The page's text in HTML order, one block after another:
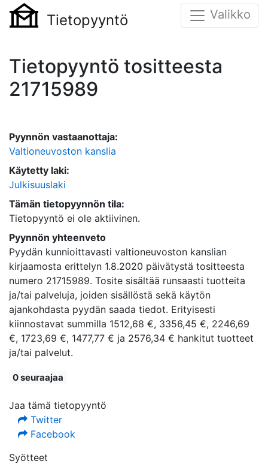
Tietopyyntö Valikko
Tietopyyntö tositteesta
21715989
Pyynnön vastaanottaja:
Valtioneuvoston kanslia
Käytetty laki:
Julkisuuslaki
Tämän tietopyynnön tila:
Tietopyyntö ei ole aktiivinen.
Pyynnön yhteenveto
Pyydän kunnioittavasti valtioneuvoston kanslian
kirjaamosta erittelyn 1.8.2020 päivätystä tositteesta
numero 21715989. Tosite sisältää runsaasti tuotteita
ja/tai palveluja, joiden sisällöstä sekä käytön
ajankohdasta pyydän saada tiedot. Erityisesti
kiinnostavat summilla 1512,68 €, 3356,45 €, 2246,69
€, 1723,69 €, 1477,77 € ja 2576,34 € hankitut tuotteet
ja/tai palvelut.
0 seuraajaa
Jaa tämä tietopyyntö
Twitter
Facebook
Syötteet